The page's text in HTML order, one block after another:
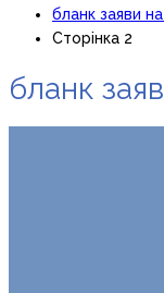
бланк заяви
Сторінка 2
бланк